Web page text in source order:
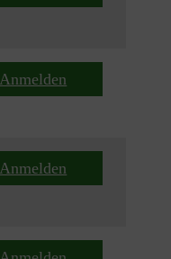
Anmelden
Anmelden